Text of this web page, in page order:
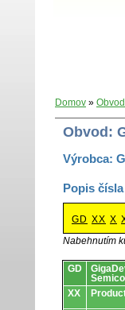
Domov »
Obvod:
Výrobca:
Popis
GD XX X
Nabehnutím
Obvody.
GD
XX